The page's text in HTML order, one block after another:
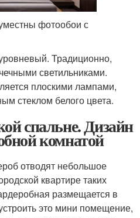
фотообои с
Традиционно,
светильниками.
плоскими лампами,
стеклом белого цвета.
спальне. Дизайн
комнатой
отводят небольшое
квартире таких
размещается в
это мини помещение,